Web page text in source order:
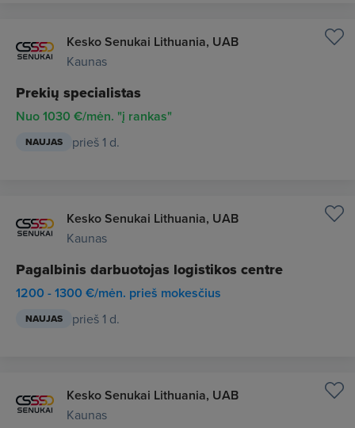
Kesko Senukai Lithuania, UAB
Kaunas
Prekių specialistas
Nuo 1030 €/mėn. "į rankas"
NAUJAS prieš 1 d.
Kesko Senukai Lithuania, UAB
Kaunas
Pagalbinis darbuotojas logistikos centre
1200 - 1300 €/mėn. prieš mokesčius
NAUJAS prieš 1 d.
Kesko Senukai Lithuania, UAB
Kaunas